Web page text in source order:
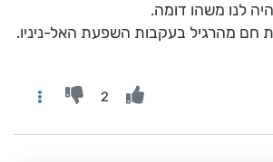
חם מהרגיל בעקבות השפעת האל-ניניו.
2